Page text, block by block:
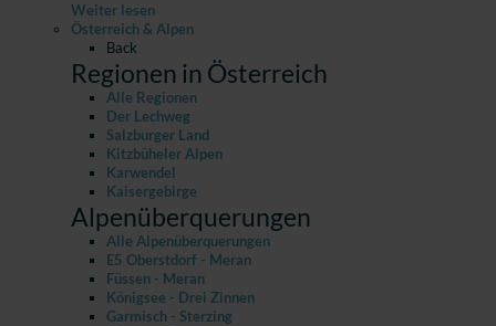
Weiter lesen
Österreich & Alpen
Back
Regionen in Österreich
Alle Regionen
Der Lechweg
Salzburger Land
Kitzbüheler Alpen
Karwendel
Kaisergebirge
Alpenüberquerungen
Alle Alpenüberquerungen
E5 Oberstdorf - Meran
Füssen - Meran
Königsee - Drei Zinnen
Garmisch - Sterzing